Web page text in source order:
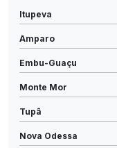
Itupeva
Amparo
Embu-Guaçu
Monte Mor
Tupã
Nova Odessa